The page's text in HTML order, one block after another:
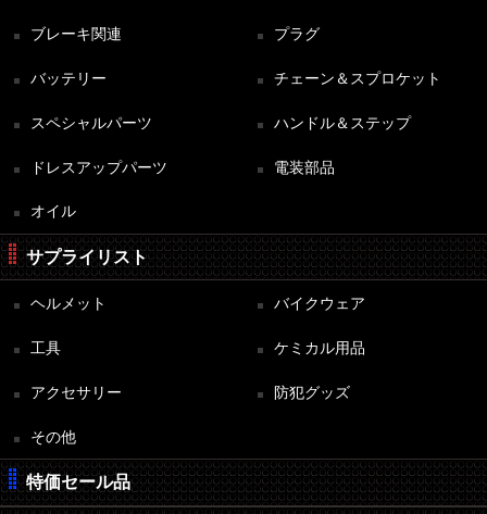
ブレーキ関連 プラグ
バッテリー チェーン＆スプロケット
スペシャルパーツ ハンドル＆ステップ
ドレスアップパーツ 電装部品
オイル
サプライリスト
ヘルメット バイクウェア
工具 ケミカル用品
アクセサリー 防犯グッズ
その他
特価セール品